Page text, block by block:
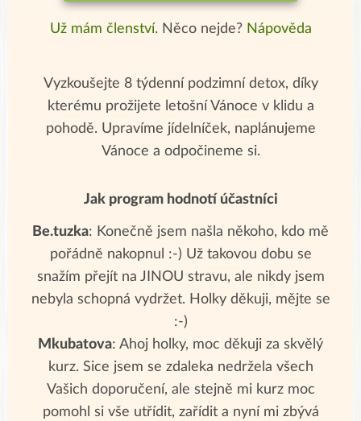
Už mám členství. Něco nejde? Nápověda
Vyzkoušejte 8 týdenní podzimní detox, díky
kterému prožijete letošní Vánoce v klidu a
pohodě. Upravíme jídelníček, naplánujeme
Vánoce a odpočineme si.
Jak program hodnotí účastníci
Be.tuzka: Konečně jsem našla někoho, kdo mě
pořádně nakopnul :-) Už takovou dobu se
snažím přejít na JINOU stravu, ale nikdy jsem
nebyla schopná vydržet. Holky děkuji, mějte se
:-)
Mkubatova: Ahoj holky, moc děkuji za skvělý
kurz. Sice jsem se zdaleka nedržela všech
Vašich doporučení, ale stejně mi kurz moc
pomohl si vše utřídit, zařídit a nyní mi zbývá